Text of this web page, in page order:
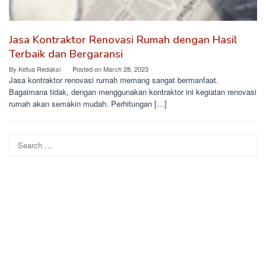
Jasa Kontraktor Renovasi Rumah dengan Hasil
Terbaik dan Bergaransi
By Ketua Redaksi Posted onMarch 28, 2023
Jasa kontraktor renovasi rumah memang sangat bermanfaat.
Bagaimana tidak, dengan menggunakan kontraktor ini kegiatan renovasi
rumah akan semakin mudah. Perhitungan […]
Search
for: